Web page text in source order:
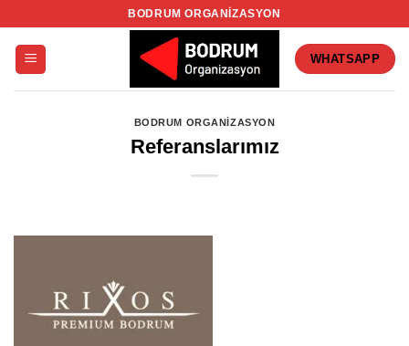
BODRUM ORGANIZASYON
WHATSAPP
BODRUM ORGANIZASYON
Referanslarımız